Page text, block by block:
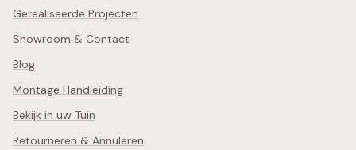
Gerealiseerde Projecten
Showroom & Contact
Blog
Montage Handleiding
Bekijk in uw Tuin
Retourneren & Annuleren